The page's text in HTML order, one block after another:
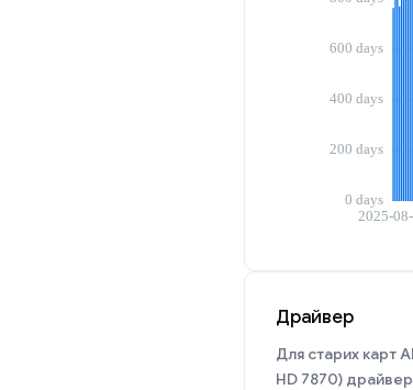
Драйвер
Для старих карт
HD 7870) драйвер